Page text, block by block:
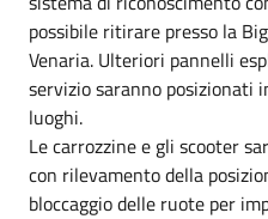
possibile ritirare presso la
Venaria. Ulteriori pannelli
servizio saranno posizionati
luoghi.
Le carrozzine e gli scooter
con rilevamento della
bloccaggio delle ruote per